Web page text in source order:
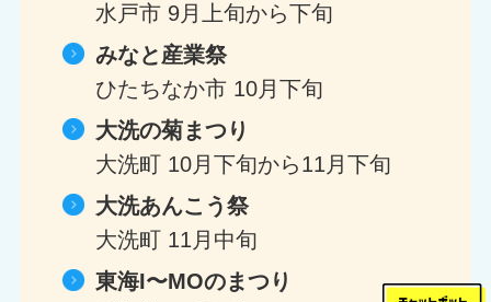
水戸市 9月上旬から下旬
みなと産業祭
ひたちなか市 10月下旬
大洗の菊まつり
大洗町 10月下旬から11月下旬
大洗あんこう祭
大洗町 11月中旬
東海I〜MOのまつり